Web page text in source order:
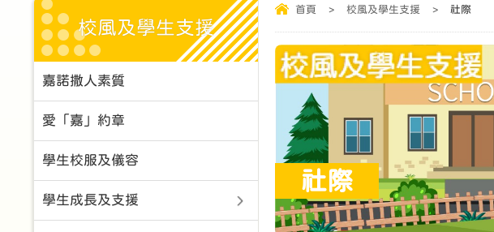
首頁 > 校風及學生支援 > 社際
社際
校風及學生支援
嘉諾撒人素質
愛「嘉」約章
學生校服及儀容
學生成長及支援